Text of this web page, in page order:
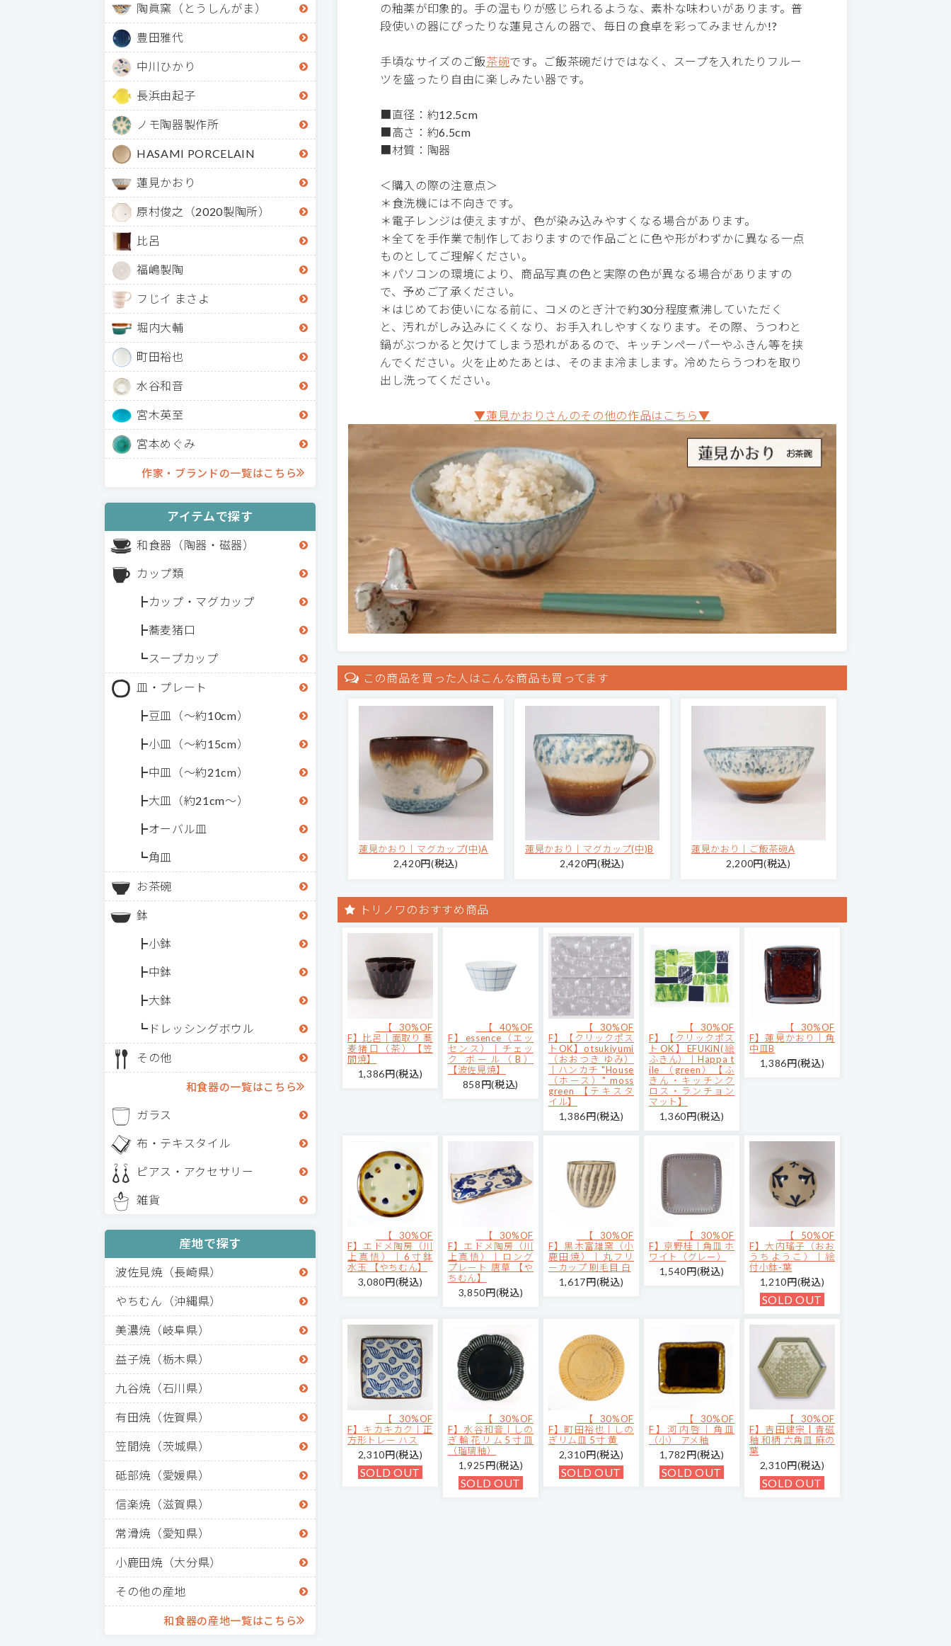
陶眞窯（とうしんがま）
豊田雅代
中川ひかり
長浜由起子
ノモ陶器製作所
HASAMI PORCELAIN
蓮見かおり
原村俊之（2020製陶所）
比呂
福嶋製陶
フじイ まさよ
堀内大輔
町田裕也
水谷和音
宮木英至
宮本めぐみ
作家・ブランドの一覧はこちら
アイテムで探す
和食器（陶器・磁器）
カップ類
カップ・マグカップ
蕎麦猪口
スープカップ
皿・プレート
豆皿（～約10cm）
小皿（～約15cm）
中皿（～約21cm）
大皿（約21cm～）
オーバル皿
角皿
お茶碗
鉢
小鉢
中鉢
大鉢
ドレッシングボウル
その他
和食器の一覧はこちら
ガラス
布・テキスタイル
ピアス・アクセサリー
雑貨
産地で探す
波佐見焼（長崎県）
やちむん（沖縄県）
美濃焼（岐阜県）
益子焼（栃木県）
九谷焼（石川県）
有田焼（佐賀県）
笠間焼（茨城県）
砥部焼（愛媛県）
信楽焼（滋賀県）
常滑焼（愛知県）
小鹿田焼（大分県）
その他の産地
和食器の産地一覧はこちら
の釉薬が印象的。手の温もりが感じられるような、素朴な味わいがあります。普
段使いの器にぴったりな蓮見さんの器で、毎日の食卓を彩ってみませんか!?
手頃なサイズのご飯茶碗です。ご飯茶碗だけではなく、スープを入れたりフルー
ツを盛ったり自由に楽しみたい器です。
■直径：約12.5cm
■高さ：約6.5cm
■材質：陶器
＜購入の際の注意点＞
＊食洗機には不向きです。
＊電子レンジは使えますが、色が染み込みやすくなる場合があります。
＊全てを手作業で制作しておりますので作品ごとに色や形がわずかに異なる一点
ものとしてご理解ください。
＊パソコンの環境により、商品写真の色と実際の色が異なる場合がありますの
で、予めご了承ください。
＊はじめてお使いになる前に、コメのとぎ汁で約30分程度煮沸していただく
と、汚れがしみ込みにくくなり、お手入れしやすくなります。その際、うつわと
鍋がぶつかると欠けてしまう恐れがあるので、キッチンペーパーやふきん等を挟
んでください。火を止めたあとは、そのまま冷まします。冷めたらうつわを取り
出し洗ってください。
▼蓮見かおりさんのその他の作品はこちら▼
この商品を買った人はこんな商品も買ってます
蓮見かおり｜マグカップ(中)A
2,420円(税込)
蓮見かおり｜マグカップ(中)B
2,420円(税込)
蓮見かおり｜ご飯茶碗A
2,200円(税込)
トリノワのおすすめ商品
【30%OF
F】比呂｜面取り 蕎
麦猪口（茶）【笠
間焼】
1,386円(税込)
【40%OF
F】essence（エッ
センス）｜チェッ
ク ボール（B）
【波佐見焼】
858円(税込)
【30%OF
F】【クリックポス
トOK】otsukiyumi
（おおつき ゆみ）
｜ハンカチ "House
（ホース）" moss
green 【テキスタ
イル】
1,386円(税込)
【30%OF
F】【クリックポス
トOK】EFUKiN(絵
ふきん）｜Happa t
ile （green）【ふ
きん・キッチンク
ロス・ランチョン
マット】
1,360円(税込)
【30%OF
F】蓮見かおり｜角
中皿B
1,386円(税込)
【30%OF
F】エドメ陶房（川
上真悟）｜6寸鉢
水玉 【やちむん】
3,080円(税込)
【30%OF
F】エドメ陶房（川
上真悟）｜ロング
プレート 唐草 【や
ちむん】
3,850円(税込)
【30%OF
F】黒木富雄窯（小
鹿田焼）｜丸フリ
ーカップ 刷毛目 白
1,617円(税込)
【30%OF
F】京野桂｜角皿 ホ
ワイト（グレー）
1,540円(税込)
【50%OF
F】大内瑤子（おお
うちようこ）｜絵
付小鉢-葉
1,210円(税込)
SOLD OUT
【30%OF
F】キカキカク｜正
方形トレー ハス
2,310円(税込)
SOLD OUT
【30%OF
F】水谷和音│しの
ぎ輪花リム5寸皿
（瑠璃釉）
1,925円(税込)
SOLD OUT
【30%OF
F】町田裕也｜しの
ぎリム皿 5寸 黄
2,310円(税込)
SOLD OUT
【30%OF
F】河内啓｜角皿
（小） アメ釉
1,782円(税込)
SOLD OUT
【30%OF
F】吉田健宗 | 青磁
釉 和柄 六角皿 麻の
葉
2,310円(税込)
SOLD OUT